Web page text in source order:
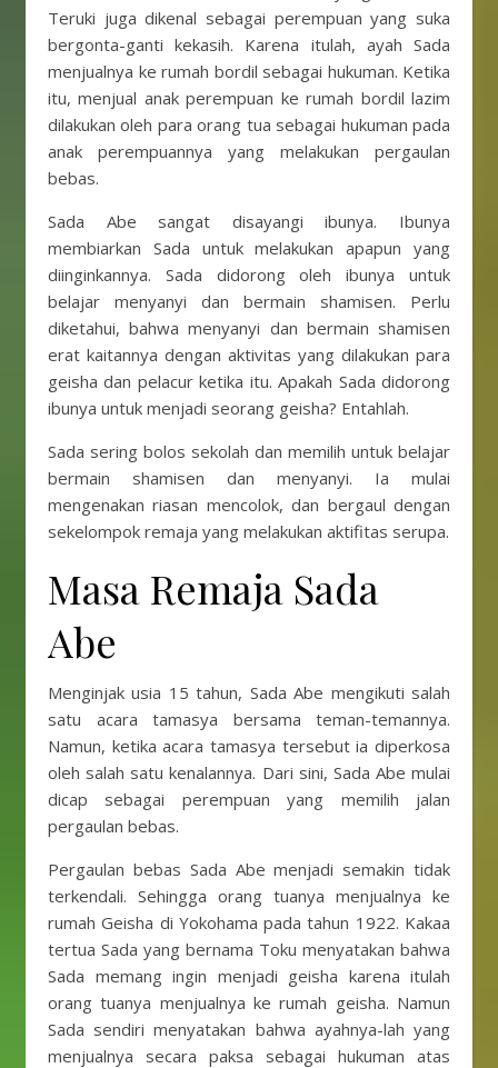
Teruki juga dikenal sebagai perempuan yang suka
bergonta-ganti kekasih. Karena itulah, ayah Sada
menjualnya ke rumah bordil sebagai hukuman. Ketika
itu, menjual anak perempuan ke rumah bordil lazim
dilakukan oleh para orang tua sebagai hukuman pada
anak perempuannya yang melakukan pergaulan
bebas.
Sada Abe sangat disayangi ibunya. Ibunya
membiarkan Sada untuk melakukan apapun yang
diinginkannya. Sada didorong oleh ibunya untuk
belajar menyanyi dan bermain shamisen. Perlu
diketahui, bahwa menyanyi dan bermain shamisen
erat kaitannya dengan aktivitas yang dilakukan para
geisha dan pelacur ketika itu. Apakah Sada didorong
ibunya untuk menjadi seorang geisha? Entahlah.
Sada sering bolos sekolah dan memilih untuk belajar
bermain shamisen dan menyanyi. Ia mulai
mengenakan riasan mencolok, dan bergaul dengan
sekelompok remaja yang melakukan aktifitas serupa.
Masa Remaja Sada
Abe
Menginjak usia 15 tahun, Sada Abe mengikuti salah
satu acara tamasya bersama teman-temannya.
Namun, ketika acara tamasya tersebut ia diperkosa
oleh salah satu kenalannya. Dari sini, Sada Abe mulai
dicap sebagai perempuan yang memilih jalan
pergaulan bebas.
Pergaulan bebas Sada Abe menjadi semakin tidak
terkendali. Sehingga orang tuanya menjualnya ke
rumah Geisha di Yokohama pada tahun 1922. Kakaa
tertua Sada yang bernama Toku menyatakan bahwa
Sada memang ingin menjadi geisha karena itulah
orang tuanya menjualnya ke rumah geisha. Namun
Sada sendiri menyatakan bahwa ayahnya-lah yang
menjualnya secara paksa sebagai hukuman atas